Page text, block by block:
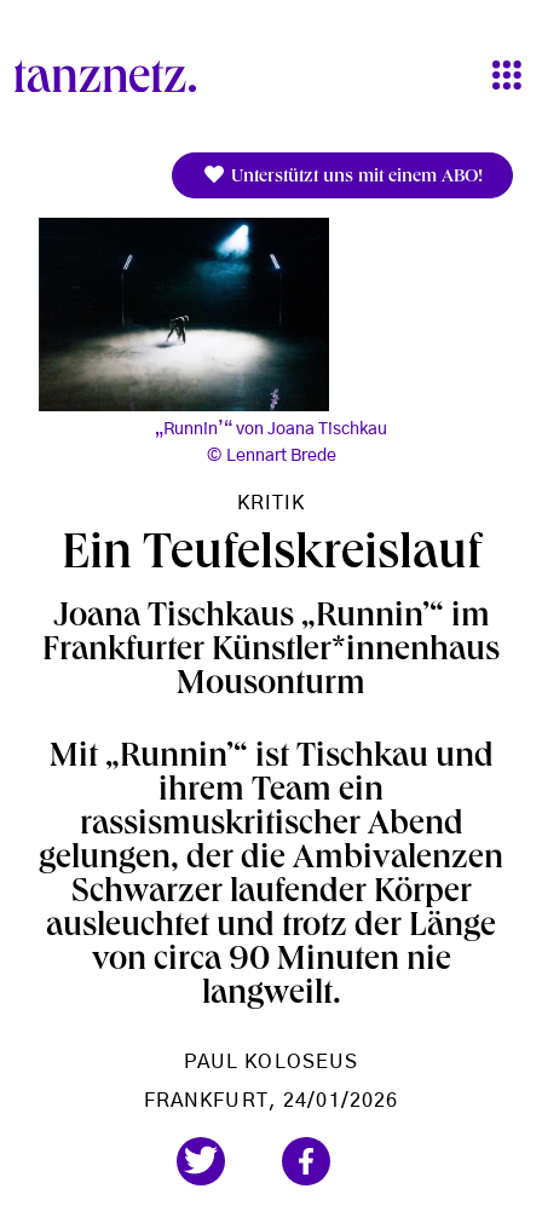
Unterstützt uns mit einem ABO!
„Runnin’“ von Joana Tischkau
Lennart Brede
KRITIK
Ein Teufelskreislauf
Joana Tischkaus „Runnin’“ im
Frankfurter Künstler*innenhaus
Mousonturm
Mit „Runnin’“ ist Tischkau und
ihrem Team ein
rassismuskritischer Abend
gelungen, der die Ambivalenzen
Schwarzer laufender Körper
ausleuchtet und trotz der Länge
von circa 90 Minuten nie
langweilt.
PAUL KOLOSEUS
FRANKFURT
, 24/01/2026